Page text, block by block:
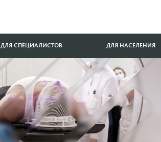
ДЛЯ СПЕЦИАЛИСТОВ ДЛЯ НАСЕЛЕНИЯ